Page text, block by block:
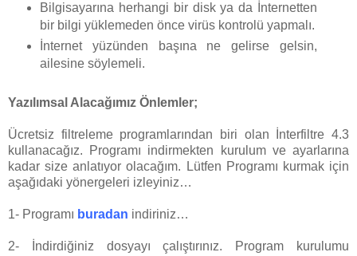
Bilgisayarına herhangi bir disk ya da İnternetten
bir bilgi yüklemeden önce virüs kontrolü yapmalı.
İnternet yüzünden başına ne gelirse gelsin,
ailesine söylemeli.
Yazılımsal Alacağımız Önlemler;
Ücretsiz filtreleme programlarından biri olan İnterfiltre 4.3
kullanacağız. Programı indirmekten kurulum ve ayarlarına
kadar size anlatıyor olacağım. Lütfen Programı kurmak için
aşağıdaki yönergeleri izleyiniz…
1- Programı buradan indiriniz…
2- İndirdiğiniz dosyayı çalıştırınız. Program kurulumu